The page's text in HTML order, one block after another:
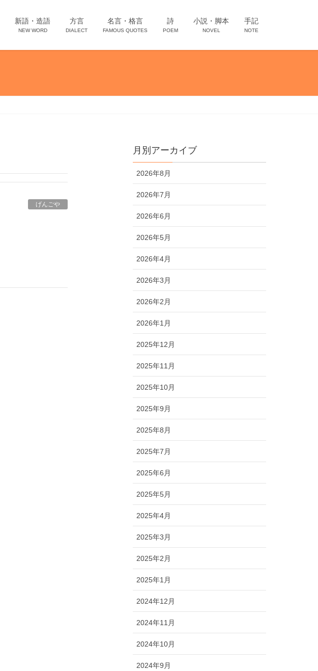
新語・造語
NEW WORD
方言
DIALECT
名言・格言
FAMOUS QUOTES
詩
POEM
小説・脚本
NOVEL
手記
NOTE
げんごや
月別アーカイブ
2026年8月
2026年7月
2026年6月
2026年5月
2026年4月
2026年3月
2026年2月
2026年1月
2025年12月
2025年11月
2025年10月
2025年9月
2025年8月
2025年7月
2025年6月
2025年5月
2025年4月
2025年3月
2025年2月
2025年1月
2024年12月
2024年11月
2024年10月
2024年9月